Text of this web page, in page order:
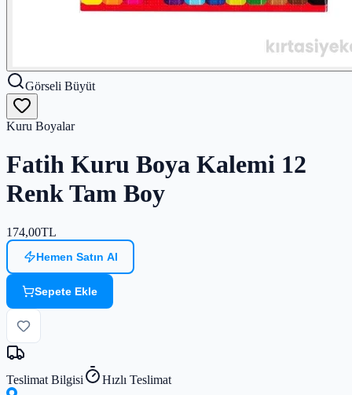
Görseli Büyüt
Kuru Boyalar
Fatih Kuru Boya Kalemi 12
Renk Tam Boy
174,00TL
Hemen Satın Al
Sepete Ekle
Teslimat Bilgisi Hızlı Teslimat